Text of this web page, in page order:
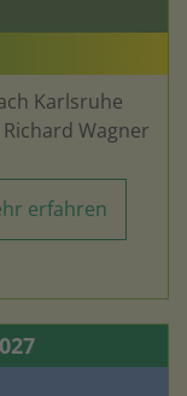
Karlsruhe
Wagner
erfahren